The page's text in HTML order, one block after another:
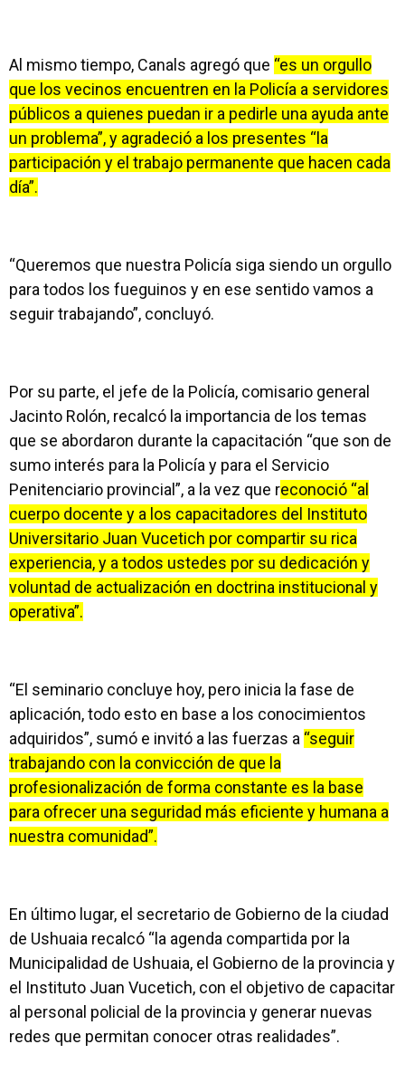
Al mismo tiempo, Canals agregó que “es un orgullo
que los vecinos encuentren en la Policía a servidores
públicos a quienes puedan ir a pedirle una ayuda ante
un problema”, y agradeció a los presentes “la
participación y el trabajo permanente que hacen cada
día”.
“Queremos que nuestra Policía siga siendo un orgullo
para todos los fueguinos y en ese sentido vamos a
seguir trabajando”, concluyó.
Por su parte, el jefe de la Policía, comisario general
Jacinto Rolón, recalcó la importancia de los temas
que se abordaron durante la capacitación “que son de
sumo interés para la Policía y para el Servicio
Penitenciario provincial”, a la vez que reconoció “al
cuerpo docente y a los capacitadores del Instituto
Universitario Juan Vucetich por compartir su rica
experiencia, y a todos ustedes por su dedicación y
voluntad de actualización en doctrina institucional y
operativa”.
“El seminario concluye hoy, pero inicia la fase de
aplicación, todo esto en base a los conocimientos
adquiridos”, sumó e invitó a las fuerzas a “seguir
trabajando con la convicción de que la
profesionalización de forma constante es la base
para ofrecer una seguridad más eficiente y humana a
nuestra comunidad”.
En último lugar, el secretario de Gobierno de la ciudad
de Ushuaia recalcó “la agenda compartida por la
Municipalidad de Ushuaia, el Gobierno de la provincia y
el Instituto Juan Vucetich, con el objetivo de capacitar
al personal policial de la provincia y generar nuevas
redes que permitan conocer otras realidades”.